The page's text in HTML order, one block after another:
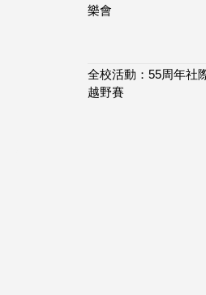
樂會
全校活動：55周年社
越野賽